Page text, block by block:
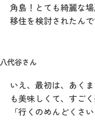
角島！とても綺麗な
移住を検討されたん
八代谷さん
いえ、最初は、あく
も美味しくて、すご
「行くのめんどくさ